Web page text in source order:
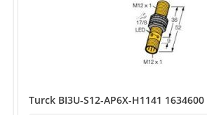
Turck BI3U-S12-AP6X-H1141 1634600